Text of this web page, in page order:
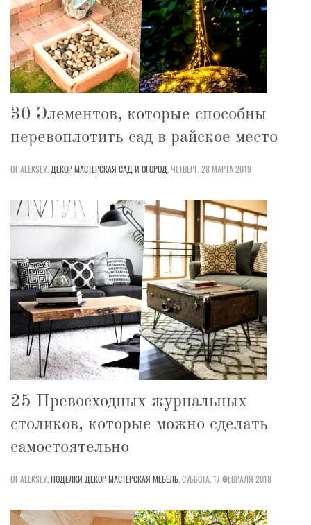
30 Элементов, которые способны
перевоплотить сад в райское место
ОТ ALEKSEY, ДЕКОРМАСТЕРСКАЯ САД И ОГОРОД,ЧЕТВЕРГ, 28 МАРТА 2019
25 Превосходных журнальных
столиков, которые можно сделать
самостоятельно
ОТ ALEKSEY,ПОДЕЛКИ ДЕКОРМАСТЕРСКАЯ МЕБЕЛЬ,СУББОТА, 17 ФЕВРАЛЯ 2018